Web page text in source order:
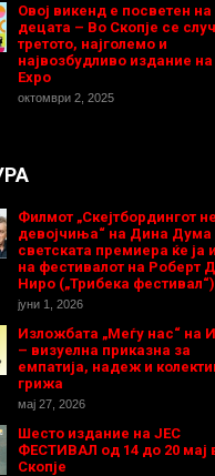
Овој викенд е посветен на
децата – Во Скопје се
третото, најголемо и
највозбудливо издание на
Expo
октомври 2, 2025
Филмот „Скејтбордингот
девојчиња“ на Дина Дума
светската премиера ќе ја
на фестивалот на Роберт
Ниро („Трибека фестивал“)
јуни 1, 2026
Изложбата „Меѓу нас“ на
– визуелна приказна за
емпатија, надеж и
грижа
мај 27, 2026
Шесто издание на ЈЕС
ФЕСТИВАЛ од 14 до 20 мај
Скопје